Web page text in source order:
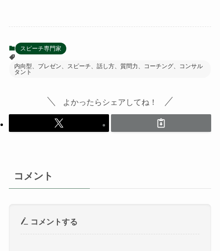
スピーチ専門家
内向型、プレゼン、スピーチ、話し方、質問力、コーチング、コンサル
タント
よかったらシェアしてね！
コメント
コメントする